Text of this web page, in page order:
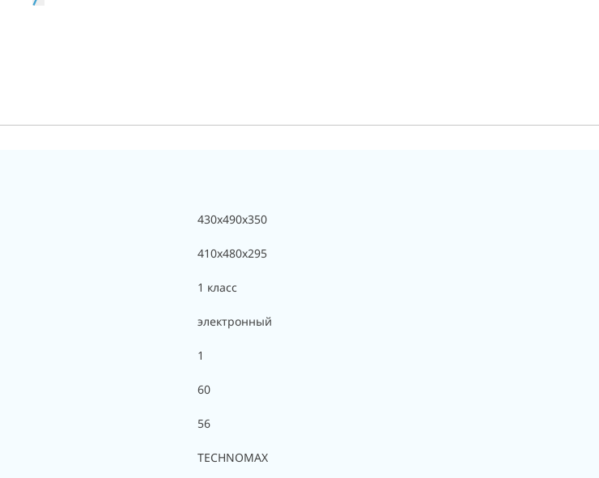
430x490x350
410х480х295
1 класс
электронный
1
60
56
TECHNOMAX